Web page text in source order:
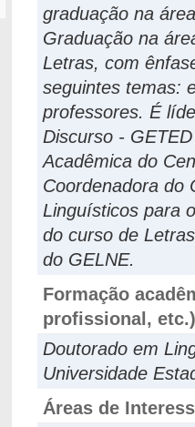
graduação na
Graduação na
Letras, com
seguintes temas:
professores. É
Discurso -
Acadêmica do
Coordenadora do
Linguísticos para
do curso de
do GELNE.
Formação
profissional, etc.)
Doutorado em
Universidade
Áreas de